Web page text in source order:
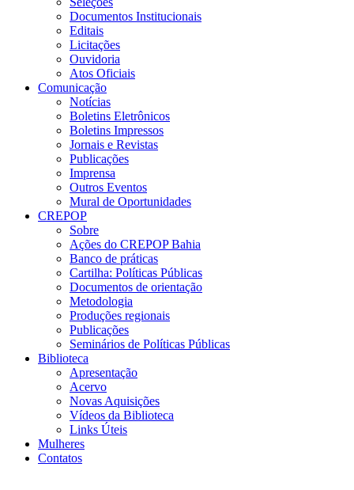
Documentos Institucionais
Editais
Licitações
Ouvidoria
Atos Oficiais
Comunicação
Notícias
Boletins Eletrônicos
Boletins Impressos
Jornais e Revistas
Publicações
Imprensa
Outros Eventos
Mural de Oportunidades
CREPOP
Sobre
Ações do CREPOP Bahia
Banco de práticas
Cartilha: Políticas Públicas
Documentos de orientação
Metodologia
Produções regionais
Publicações
Seminários de Políticas Públicas
Biblioteca
Apresentação
Acervo
Novas Aquisições
Vídeos da Biblioteca
Links Úteis
Mulheres
Contatos